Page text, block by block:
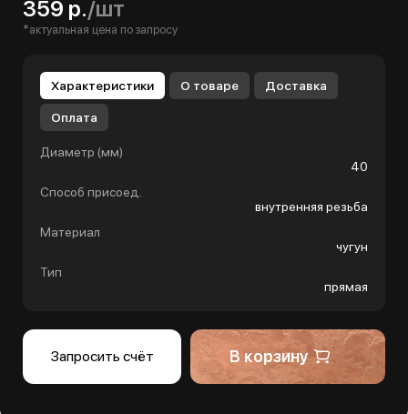
359 р./шт
*актуальная цена по запросу
Характеристики О товаре Доставка
Оплата
Диаметр (мм)
40
Способ присоед.
внутренняя резьба
Материал
чугун
Тип
прямая
Запросить счёт В корзину